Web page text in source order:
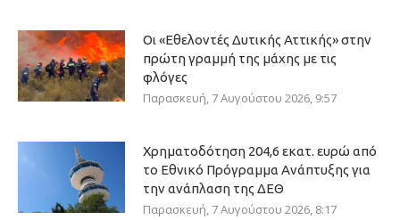
Οι «Εθελοντές Δυτικής Αττικής» στην
πρώτη γραμμή της μάχης με τις
φλόγες
Παρασκευή, 7 Αυγούστου 2026, 9:57
Χρηματοδότηση 204,6 εκατ. ευρώ από
το Εθνικό Πρόγραμμα Ανάπτυξης για
την ανάπλαση της ΔΕΘ
Παρασκευή, 7 Αυγούστου 2026, 8:17